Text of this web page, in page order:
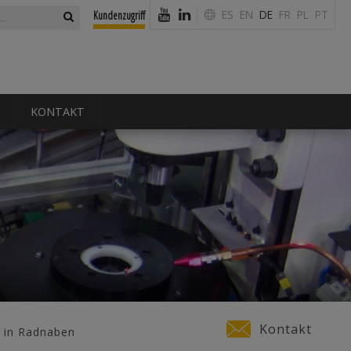
Kundenzugriff ES EN DE FR PL PT
KONTAKT
Radnaben Kontakt